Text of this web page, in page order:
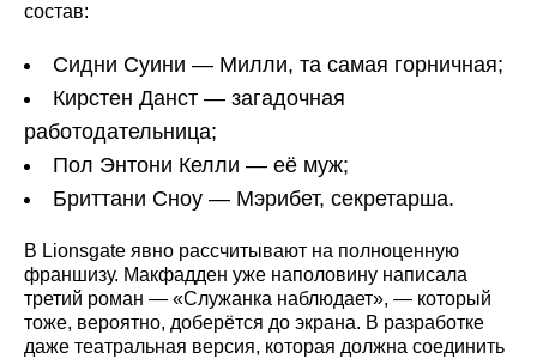
состав:
Сидни Суини — Милли, та самая горничная;
Кирстен Данст — загадочная
работодательница;
Пол Энтони Келли — её муж;
Бриттани Сноу — Мэрибет, секретарша.
В Lionsgate явно рассчитывают на полноценную
франшизу. Макфадден уже наполовину написала
третий роман — «Служанка наблюдает», — который
тоже, вероятно, доберётся до экрана. В разработке
даже театральная версия, которая должна соединить